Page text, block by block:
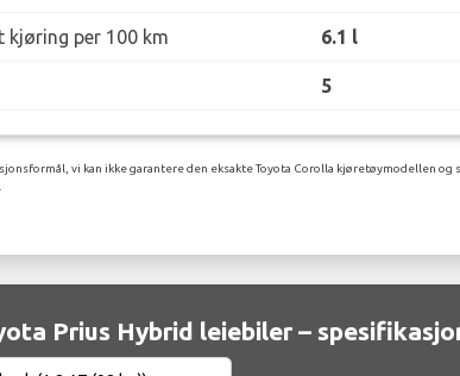
per 100 km 6.1 l
5
vi kan ikke garantere den eksakte Toyota Corolla kjøretøymodellen
Prius Hybrid leiebiler –